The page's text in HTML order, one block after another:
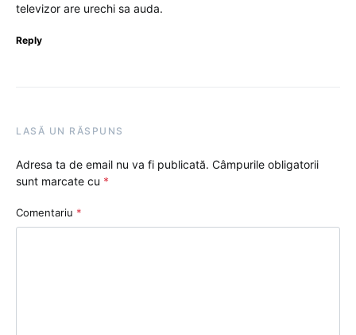
televizor are urechi sa auda.
Reply
LASĂ UN RĂSPUNS
Adresa ta de email nu va fi publicată. Câmpurile obligatorii
sunt marcate cu *
Comentariu *